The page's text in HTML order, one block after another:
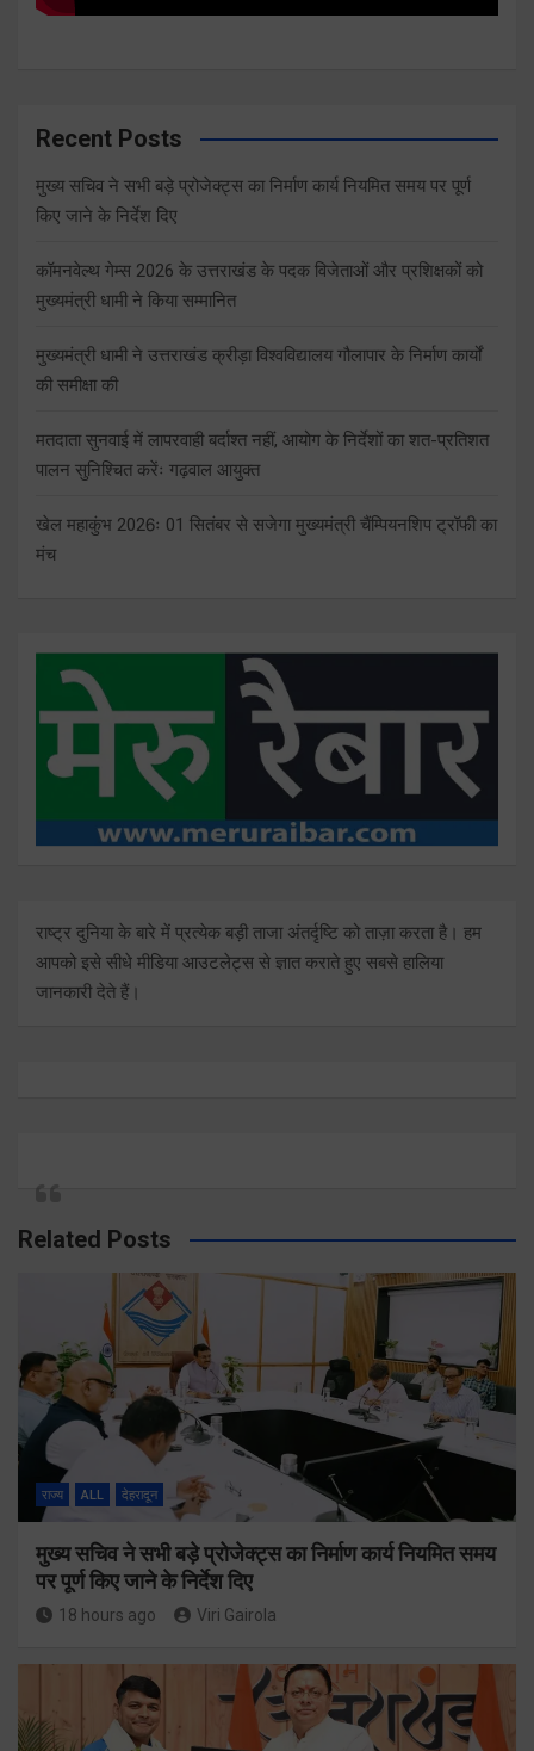
Recent Posts
मुख्य सचिव ने सभी बड़े प्रोजेक्ट्स का निर्माण कार्य नियमित समय पर पूर्ण
किए जाने के निर्देश दिए
कॉमनवेल्थ गेम्स 2026 के उत्तराखंड के पदक विजेताओं और प्रशिक्षकों को
मुख्यमंत्री धामी ने किया सम्मानित
मुख्यमंत्री धामी ने उत्तराखंड क्रीड़ा विश्वविद्यालय गौलापार के निर्माण कार्यों
की समीक्षा की
मतदाता सुनवाई में लापरवाही बर्दाश्त नहीं, आयोग के निर्देशों का शत-प्रतिशत
पालन सुनिश्चित करेंः गढ़वाल आयुक्त
खेल महाकुंभ 2026ः 01 सितंबर से सजेगा मुख्यमंत्री चैंम्पियनशिप ट्रॉफी का
मंच
राष्ट्र दुनिया के बारे में प्रत्येक बड़ी ताजा अंतर्दृष्टि को ताज़ा करता है। हम
आपको इसे सीधे मीडिया आउटलेट्स से ज्ञात कराते हुए सबसे हालिया
जानकारी देते हैं।
Related Posts
राज्य ALL देहरादून
मुख्य सचिव ने सभी बड़े प्रोजेक्ट्स का निर्माण कार्य नियमित समय
पर पूर्ण किए जाने के निर्देश दिए
18 hours ago Viri Gairola